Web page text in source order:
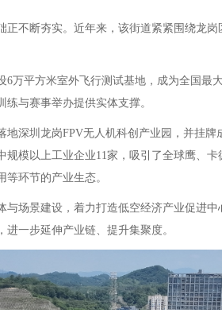
正不断夯实。近年来，该街道紧紧围绕龙
6万平方米室外飞行测试基地，成为全国最
与赛事举办提供实体支撑。
深圳龙岗FPV无人机科创产业园，并挂
规模以上工业企业11家，吸引了全球鹰、
环节的产业生态。
与场景建设，着力打造低空经济产业促进
一步延伸产业链、提升集聚度。